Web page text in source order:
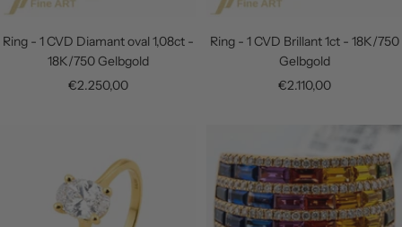
Ring - 1 CVD Diamant oval 1,08ct -
18K/750 Gelbgold
Angebotspreis
€2.250,00
Ring - 1 CVD Brillant 1ct - 18K/750
Gelbgold
Angebotspreis
€2.110,00